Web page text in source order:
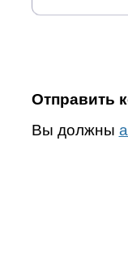
Отправить
Вы должны